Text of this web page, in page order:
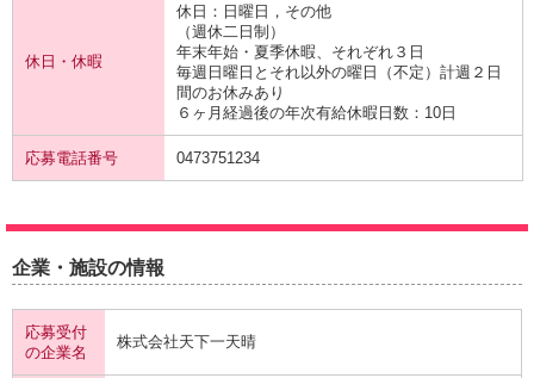
休日・休暇
休日：日曜日，その他
（週休二日制）
年末年始・夏季休暇、それぞれ３日
毎週日曜日とそれ以外の曜日（不定）計週２日
間のお休みあり
６ヶ月経過後の年次有給休暇日数：10日
応募電話番号 0473751234
企業・施設の情報
応募受付
の企業名
株式会社天下一天晴